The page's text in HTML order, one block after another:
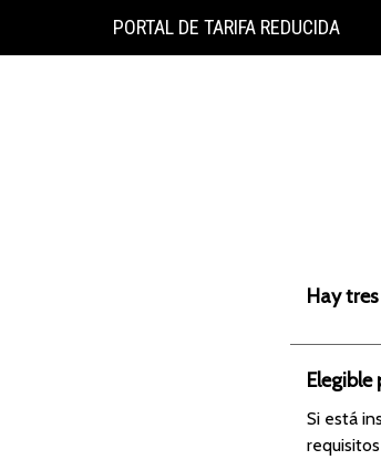
PORTAL DE TARIFA REDUCIDA
Hay
Si está